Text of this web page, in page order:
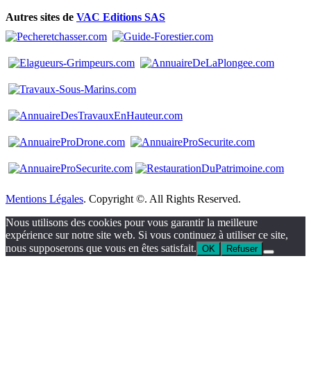
Autres sites de VAC Editions SAS
Mentions Légales. Copyright ©. All Rights Reserved.
Nous utilisons des cookies pour vous garantir la meilleure
expérience sur notre site web. Si vous continuez à utiliser ce site,
nous supposerons que vous en êtes satisfait. OK Refuser